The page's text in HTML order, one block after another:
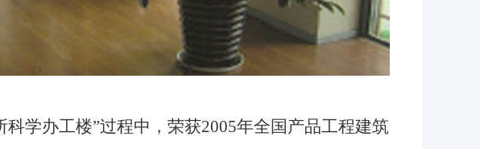
学办工楼”过程中， 荣获2005年全国产品工程建筑